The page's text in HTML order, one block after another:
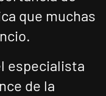
que muchas
especialista
de la